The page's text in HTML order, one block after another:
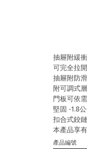
抽屜附緩
可完全拉
抽屜附防
附可調式
門板可依
堅固 -1.8
扣合式鉸
本產品享
產品編號